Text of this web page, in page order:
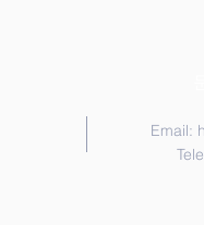
Email: